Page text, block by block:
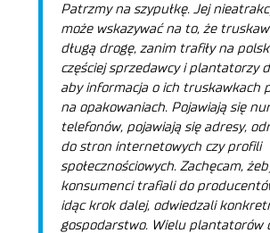
Patrzmy na szypułkę. Jej
może wskazywać na to, że
długą drogę, zanim trafiły na
częściej sprzedawcy i plantatorzy
aby informacja o ich truskawkach
na opakowaniach. Pojawiają się
telefonów, pojawiają się adresy,
do stron internetowych czy profili
społecznościowych. Zachęcam,
konsumenci trafiali do
idąc krok dalej, odwiedzali
gospodarstwo. Wielu plantatorów